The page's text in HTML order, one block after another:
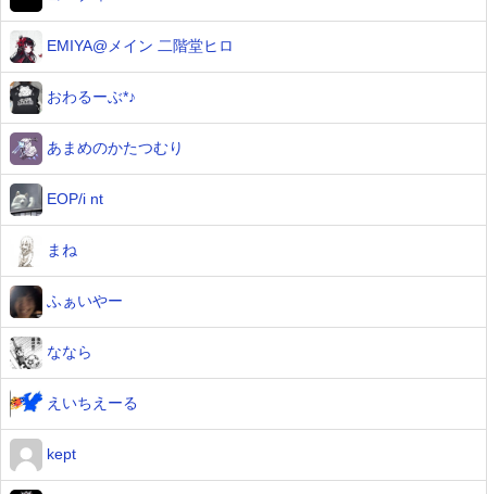
EMIYA@メイン 二階堂ヒロ
おわるーぶ*♪
あまめのかたつむり
EOP/i nt
まね
ふぁいやー
ななら
えいちえーる
kept